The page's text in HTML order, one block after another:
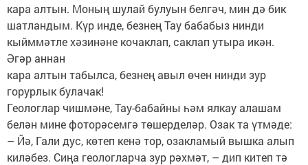
кара алтын. Моның шулай булуын белгәч, мин дә бик
шатландым. Күр инде, безнең Тау бабабыз нинди
кыйммәтле хәзинәне кочаклап, саклап утыра икән.
Әгәр аннан
кара алтын табылса, безнең авыл өчен нинди зур
горурлык булачак!
Геологлар чишмәне, Тау-бабайны һәм ялкау алашам
белән мине фоторәсемгә төшерделәр. Озак та үтмәде:
– Йә, Гали дус, көтеп кенә тор, озакламый вышка алып
киләбез. Сиңа геологларча зур рәхмәт, – дип китеп тә